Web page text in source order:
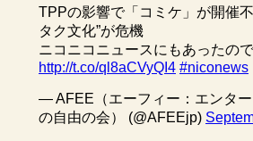
TPPの影響で「コミケ」が開催
タク文化”が危機
ニコニコニュースにもあったの
http://t.co/ql8aCVyQI4 #niconews
— AFEE（エーフィー：エンタ
の自由の会） (@AFEEjp)